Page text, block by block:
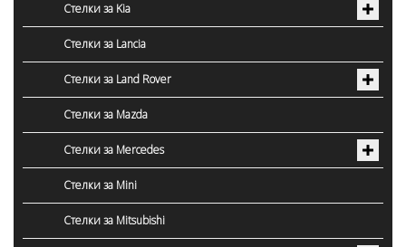
Стелки за Kia
Стелки за Lancia
Стелки за Land Rover
Стелки за Mazda
Стелки за Mercedes
Стелки за Mini
Стелки за Mitsubishi